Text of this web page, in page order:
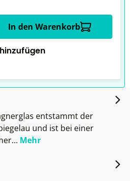
In den Warenkorb
entstammt der
und ist bei einer
Mehr